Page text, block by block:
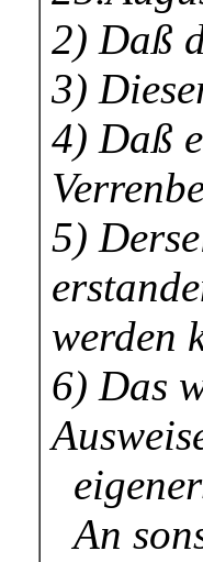
2) Daß
3)
4) Daß
5)
werden
6) Das
An